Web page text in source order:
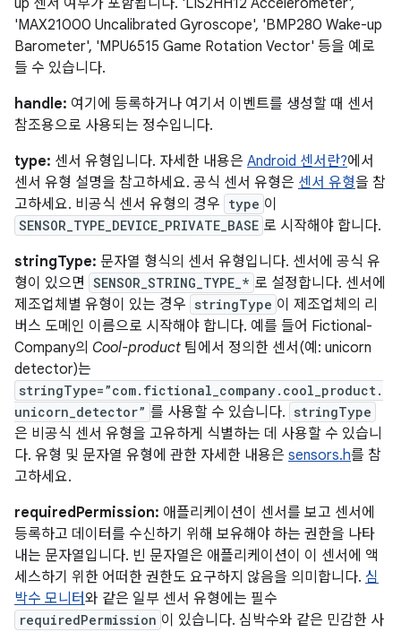
up 센서 여부가 포함됩니다. 'LIS2HH12 Accelerometer',
'MAX21000 Uncalibrated Gyroscope', 'BMP280 Wake-up
Barometer', 'MPU6515 Game Rotation Vector' 등을 예로
들 수 있습니다.
handle: 여기에 등록하거나 여기서 이벤트를 생성할 때 센서
참조용으로 사용되는 정수입니다.
type: 센서 유형입니다. 자세한 내용은 Android 센서란?에서
센서 유형 설명을 참고하세요. 공식 센서 유형은 센서 유형을 참
고하세요. 비공식 센서 유형의 경우 type 이
SENSOR_TYPE_DEVICE_PRIVATE_BASE 로 시작해야 합니다.
stringType: 문자열 형식의 센서 유형입니다. 센서에 공식 유
형이 있으면 SENSOR_STRING_TYPE_* 로 설정합니다. 센서에
제조업체별 유형이 있는 경우 stringType 이 제조업체의 리
버스 도메인 이름으로 시작해야 합니다. 예를 들어 Fictional-
Company의 Cool-product 팀에서 정의한 센서(예: unicorn
detector)는
stringType=”com.fictional_company.cool_product.
unicorn_detector” 를 사용할 수 있습니다. stringType
은 비공식 센서 유형을 고유하게 식별하는 데 사용할 수 있습니
다. 유형 및 문자열 유형에 관한 자세한 내용은 sensors.h를 참
고하세요.
requiredPermission: 애플리케이션이 센서를 보고 센서에
등록하고 데이터를 수신하기 위해 보유해야 하는 권한을 나타
내는 문자열입니다. 빈 문자열은 애플리케이션이 이 센서에 액
세스하기 위한 어떠한 권한도 요구하지 않음을 의미합니다. 심
박수 모니터와 같은 일부 센서 유형에는 필수
requiredPermission 이 있습니다. 심박수와 같은 민감한 사